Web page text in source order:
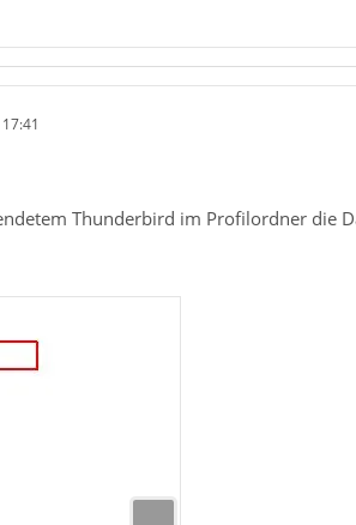
Thunderbird im Profilordner die